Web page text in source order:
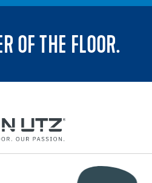
OF THE FLOOR.